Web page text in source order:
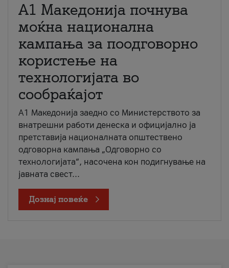
A1 Македонија почнува
моќна национална
кампања за поодговорно
користење на
технологијата во
сообраќајот
A1 Македонија заедно со Министерството за
внатрешни работи денеска и официјално ја
претставија националната општествено
одговорна кампања „Одговорно со
технологијата“, насочена кон подигнување на
јавната свест...
Дознај повеќе